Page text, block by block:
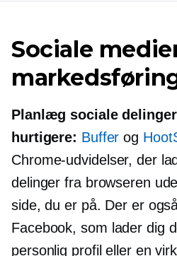
Sociale
Planlæg sociale delinger
hurtigere: Buffer og
Chrome-udvidelser, der
delinger fra browseren
side, du er på. Der er
Facebook, som lader dig
personlig profil eller en